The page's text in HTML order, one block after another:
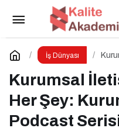
İş Dünyası
Kurumsal
Her Şey:
Podcast
Girişimcilik
Girişimcilerin Büyük
Yorum Yap